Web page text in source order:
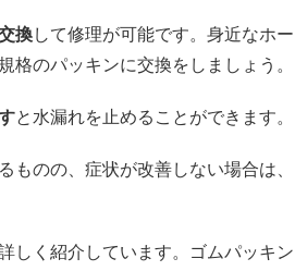
換して修理が可能です。身近なホー
格のパッキンに交換をしましょう。
と水漏れを止めることができます。
のの、症状が改善しない場合は、
しく紹介しています。ゴムパッキン